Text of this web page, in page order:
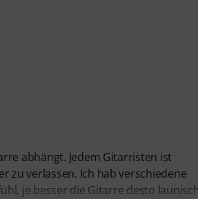
abhängt. Jedem Gitarristen ist
zu verlassen. Ich hab verschiedene
je besser die Gitarre desto